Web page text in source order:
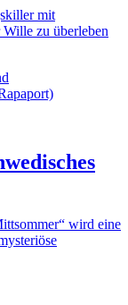
mit
zu überleben
wird eine